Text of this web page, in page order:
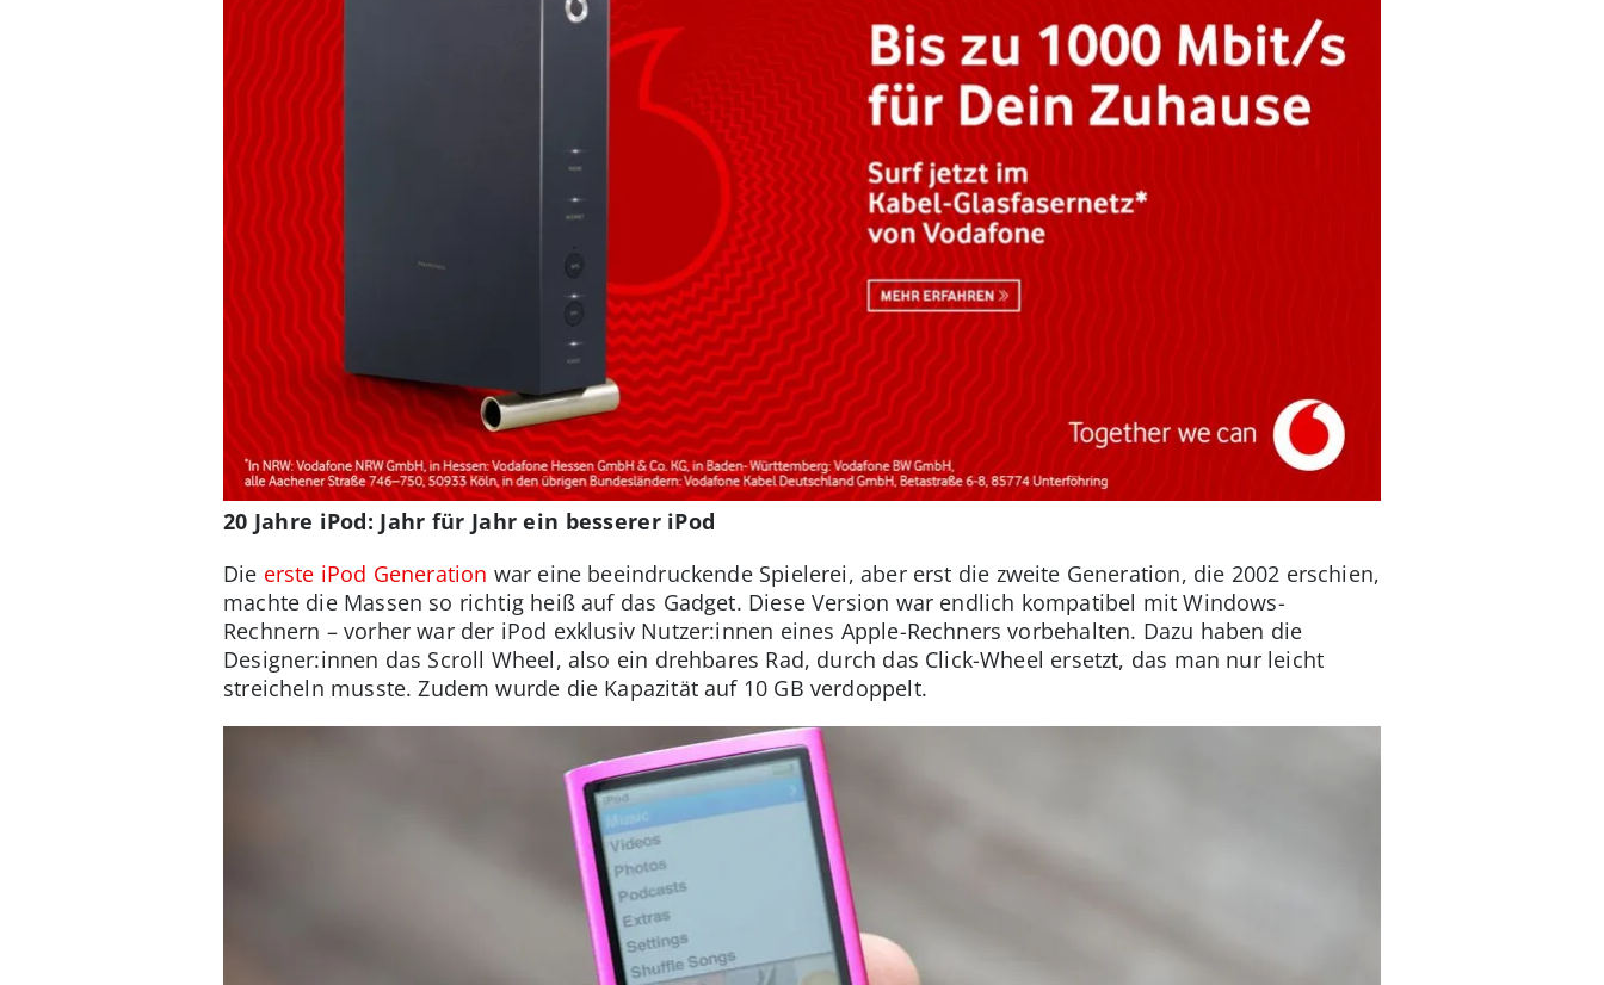
20 Jahre iPod: Jahr für Jahr ein besserer iPod
Die erste iPod Generation war eine beeindruckende Spielerei, aber erst die zweite Generation, die 2002 erschien,
machte die Massen so richtig heiß auf das Gadget. Diese Version war endlich kompatibel mit Windows-
Rechnern – vorher war der iPod exklusiv Nutzer:innen eines Apple-Rechners vorbehalten. Dazu haben die
Designer:innen das Scroll Wheel, also ein drehbares Rad, durch das Click-Wheel ersetzt, das man nur leicht
streicheln musste. Zudem wurde die Kapazität auf 10 GB verdoppelt.